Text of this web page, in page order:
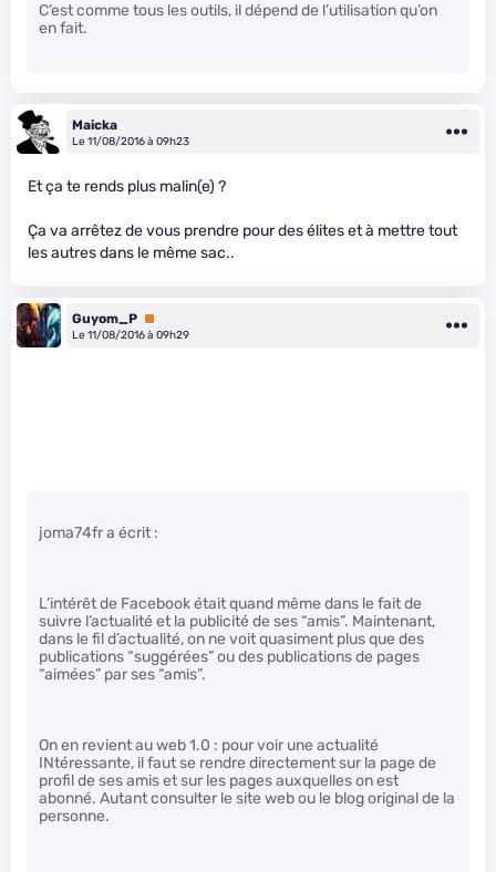
C’est comme tous les outils, il dépend de l’utilisation qu’on
en fait.
Maicka
Le 11/08/2016 à 09h23
Et ça te rends plus malin(e) ?
Ça va arrêtez de vous prendre pour des élites et à mettre tout
les autres dans le même sac..
Guyom_P Premium
Le 11/08/2016 à 09h29
joma74fr a écrit :
L’intérêt de Facebook était quand même dans le fait de
suivre l’actualité et la publicité de ses “amis”. Maintenant,
dans le fil d’actualité, on ne voit quasiment plus que des
publications “suggérées” ou des publications de pages
“aimées” par ses “amis”.
On en revient au web 1.0 : pour voir une actualité
INtéressante, il faut se rendre directement sur la page de
profil de ses amis et sur les pages auxquelles on est
abonné. Autant consulter le site web ou le blog original de la
personne.